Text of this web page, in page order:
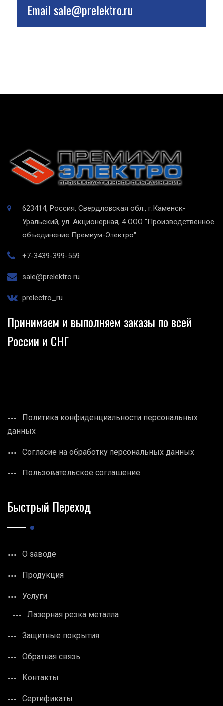
Emailsale@prelektro.ru
623414, Россия, Свердловская обл., г.Каменск-
Уральский, ул. Акционерная, 4 ООО "Производственное
объединение Премиум-Электро"
+7-3439-399-559
sale@prelektro.ru
prelectro_ru
Принимаем и выполняем заказы по всей
России и СНГ
Политика конфиденциальности персональных
данных
Согласие на обработку персональных данных
Пользовательское соглашение
Быстрый Переход
О заводе
Продукция
Услуги
Лазерная резка металла
Защитные покрытия
Обратная связь
Контакты
Сертификаты